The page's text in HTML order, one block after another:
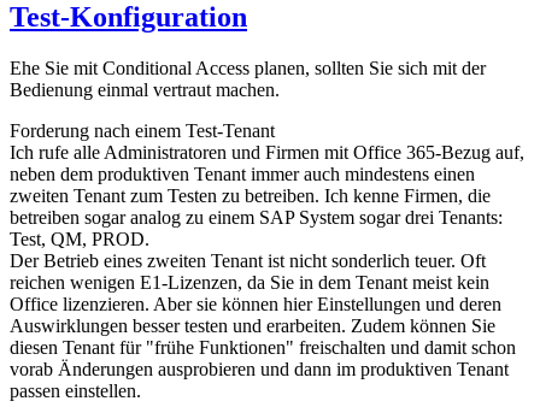
Test-Konfiguration
Ehe Sie mit Conditional Access planen, sollten Sie sich mit der
Bedienung einmal vertraut machen.
Forderung nach einem Test-Tenant
Ich rufe alle Administratoren und Firmen mit Office 365-Bezug auf,
neben dem produktiven Tenant immer auch mindestens einen
zweiten Tenant zum Testen zu betreiben. Ich kenne Firmen, die
betreiben sogar analog zu einem SAP System sogar drei Tenants:
Test, QM, PROD.
Der Betrieb eines zweiten Tenant ist nicht sonderlich teuer. Oft
reichen wenigen E1-Lizenzen, da Sie in dem Tenant meist kein
Office lizenzieren. Aber sie können hier Einstellungen und deren
Auswirklungen besser testen und erarbeiten. Zudem können Sie
diesen Tenant für "frühe Funktionen" freischalten und damit schon
vorab Änderungen ausprobieren und dann im produktiven Tenant
passen einstellen.